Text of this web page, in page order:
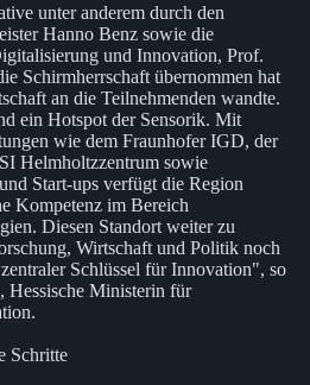
unter anderem durch den
Hanno Benz sowie die
und Innovation, Prof.
Schirmherrschaft übernommen hat
an die Teilnehmenden wandte.
ein Hotspot der Sensorik. Mit
wie dem Fraunhofer IGD, der
Helmholtzzentrum sowie
Start-ups verfügt die Region
Kompetenz im Bereich
Diesen Standort weiter zu
Wirtschaft und Politik noch
Schlüssel für Innovation", so
Hessische Ministerin für
Schritte